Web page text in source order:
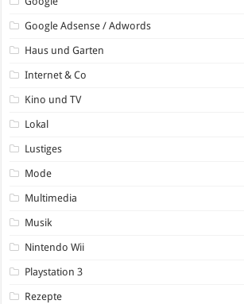
Google Adsense / Adwords
Haus und Garten
Internet & Co
Kino und TV
Lokal
Lustiges
Mode
Multimedia
Musik
Nintendo Wii
Playstation 3
Rezepte